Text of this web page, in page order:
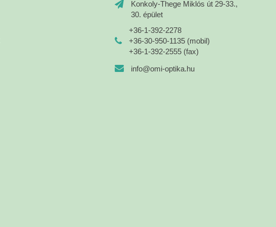
Konkoly-Thege Miklós út 29-33.,
30. épület
+36-1-392-2278
+36-30-950-1135 (mobil)
+36-1-392-2555 (fax)
info@omi-optika.hu